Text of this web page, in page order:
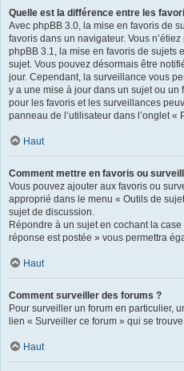
Quelle est la différence entre les
Avec phpBB 3.0, la mise en favoris de
favoris dans un navigateur. Vous
phpBB 3.1, la mise en favoris de sujets
sujet. Vous pouvez désormais être
jour. Cependant, la surveillance vous
y a une mise à jour dans un sujet ou
pour les favoris et les surveillances
panneau de l’utilisateur dans l’onglet «
Haut
Comment mettre en favoris ou
Vous pouvez ajouter aux favoris ou
approprié dans le menu « Outils de
sujet de discussion.
Répondre à un sujet en cochant la
réponse est postée » vous permettra
Haut
Comment surveiller des forums ?
Pour surveiller un forum en particulier,
lien « Surveiller ce forum » qui se
Haut